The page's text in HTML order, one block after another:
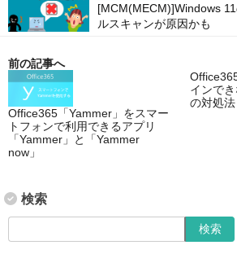
[MCM(MECM)]Windows
ルスキャンが原因かも
前の記事へ
Office365「Yammer」をスマー
トフォンで利用できるアプリ
「Yammer」と「Yammer
now」
インで
の対処法
検索